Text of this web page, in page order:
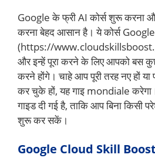
Google के फ्री AI कोर्स शुरू करना
करना बेहद आसान है। ये कोर्स
(https://
और इन्हें पूरा करने के लिए आपको बस
करने होंगे। चाहे आप पूरी तरह नए हों
कर चुके हों, यह गाइ mondiale
गाइड दी गई है, ताकि आप बिना किसी
शुरू कर सकें।
Google Cloud Skill Boost